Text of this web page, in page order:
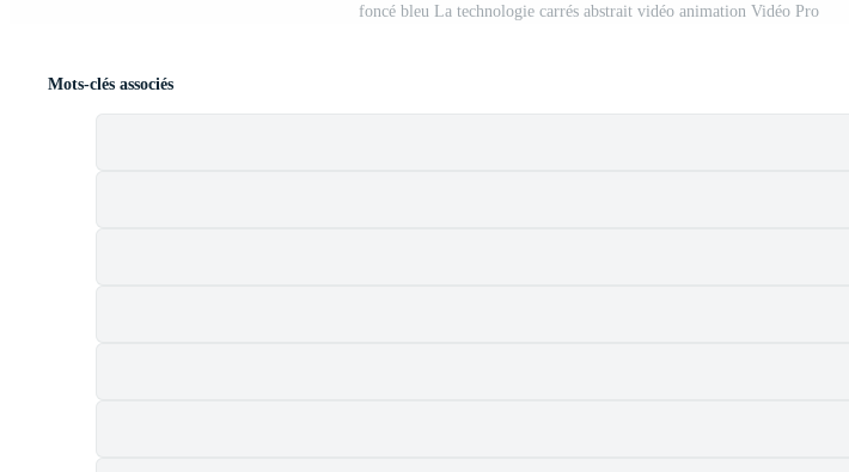
foncé bleu La technologie carrés abstrait vidéo animation Vidéo Pro
Mots-clés associés